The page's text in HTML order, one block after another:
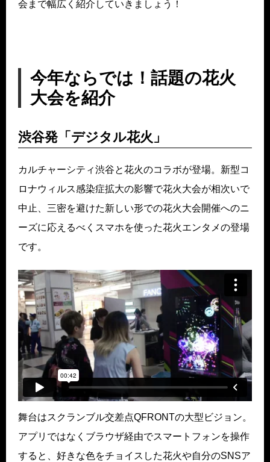
会まで幅広く紹介していきましょう！
今年ならでは！話題の花火
大会を紹介
渋谷発「デジタル花火」
カルチャーシティ渋谷と花火のコラボが登場。新型コ
ロナウィルス感染症拡大の影響で花火大会が相次いで
中止、三密を避けた新しい形での花火大会開催へのニ
ーズに応えるべくスマホを使った花火エンタメの登場
です。
舞台はスクランブル交差点QFRONTの大型ビジョン。
アプリではなくブラウザ経由でスマートフォンを操作
すると、好きな色をチョイスした花火や自分のSNSア